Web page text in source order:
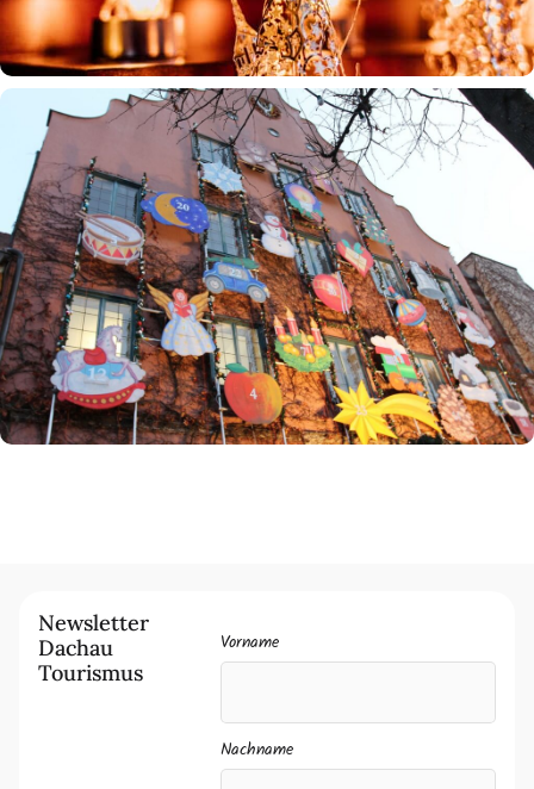
Newsletter
Dachau
Tourismus
Vorname
Nachname